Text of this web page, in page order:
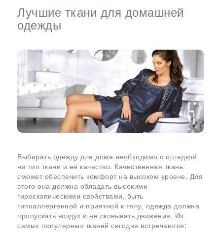
Лучшие ткани для домашней
одежды
Выбирать одежду для дома необходимо с оглядкой
на тип ткани и её качество. Качественная ткань
сможет обеспечить комфорт на высоком уровне. Для
этого она должна обладать высокими
гироскопическими свойствами, быть
гипоаллергенной и приятной к телу, одежда должна
пропускать воздух и не сковывать движения. Из
самых популярных тканей сегодня встречаются: